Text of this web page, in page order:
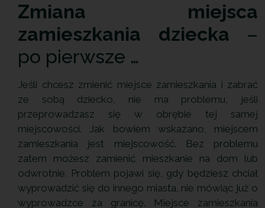
Zmiana miejsca
zamieszkania dziecka –
po pierwsze …
Jeśli chcesz zmienić miejsce zamieszkania i zabrać
ze sobą dziecko, nie ma problemu, jeśli
przeprowadzasz się w obrębie tej samej
miejscowości. Jak bowiem wskazano, miejscem
zamieszkania jest miejscowość. Bez problemu
zatem możesz zamienić mieszkanie na dom lub
odwrotnie. Problem pojawi się, gdy będziesz chciał
wyprowadzić się do innego miasta, nie mówiąc już o
wyprowadzce za granicę. Miejsce zamieszkania